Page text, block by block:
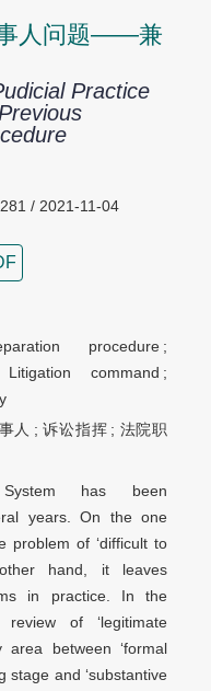
人问题——兼
Practice
/ 2021-11-04
procedure ;
Litigation command ;
人 ;诉讼指挥 ; 法院职
has been
years. On the one
problem of ‘difficult to
hand, it leaves
in practice. In the
of ‘legitimate
between ‘formal
stage and ‘substantive